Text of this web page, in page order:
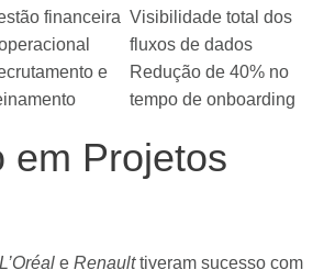
financeira Visibilidade total dos
fluxos de dados
e
Redução de 40% no
tempo de onboarding
em Projetos
L’Oréal e Renaulttiveram sucesso com